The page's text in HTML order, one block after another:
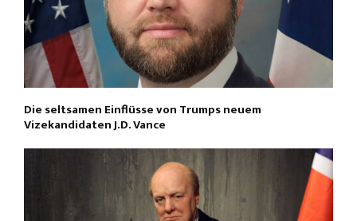
Die seltsamen Einflüsse von Trumps neuem
Vizekandidaten J.D. Vance